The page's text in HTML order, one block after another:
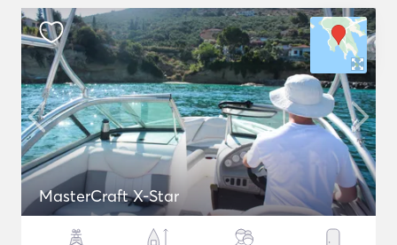
MasterCraft X-Star